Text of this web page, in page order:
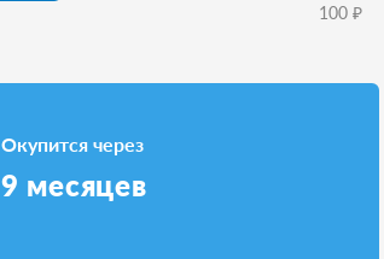
100 ₽
Окупится через
9 месяцев